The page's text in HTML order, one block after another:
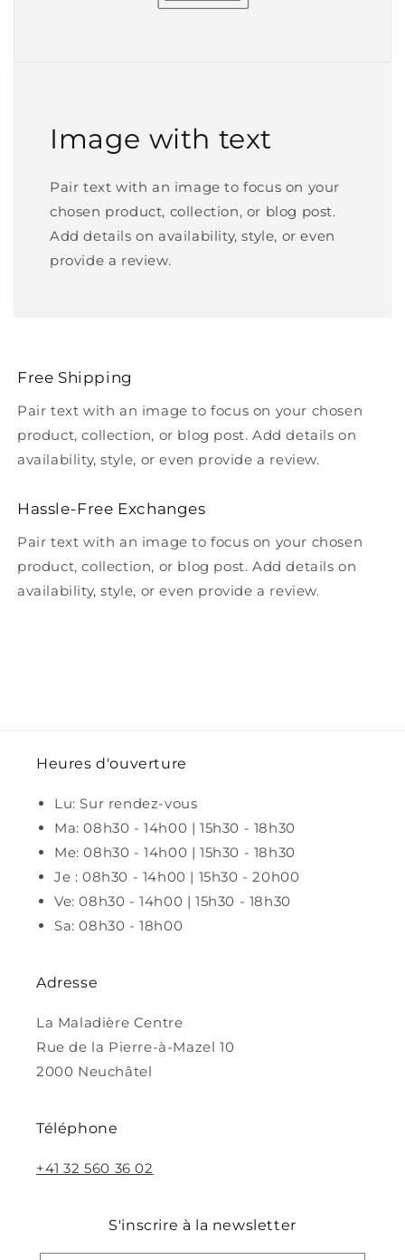
Image with text
Pair text with an image to focus on your
chosen product, collection, or blog post.
Add details on availability, style, or even
provide a review.
Free Shipping
Pair text with an image to focus on your chosen
product, collection, or blog post. Add details on
availability, style, or even provide a review.
Hassle-Free Exchanges
Pair text with an image to focus on your chosen
product, collection, or blog post. Add details on
availability, style, or even provide a review.
Heures d'ouverture
Lu: Sur rendez-vous
Ma: 08h30 - 14h00 | 15h30 - 18h30
Me: 08h30 - 14h00 | 15h30 - 18h30
Je : 08h30 - 14h00 | 15h30 - 20h00
Ve: 08h30 - 14h00 | 15h30 - 18h30
Sa: 08h30 - 18h00
Adresse
La Maladière Centre
Rue de la Pierre-à-Mazel 10
2000 Neuchâtel
Téléphone
+41 32 560 36 02
S'inscrire à la newsletter